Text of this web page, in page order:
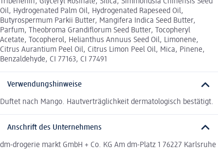
Oil, Hydrogenated Palm Oil, Hydrogenated Rapeseed Oil,
Butyrospermum Parkii Butter, Mangifera Indica Seed Butter,
Parfum, Theobroma Grandiflorum Seed Butter, Tocopheryl
Acetate, Tocopherol, Helianthus Annuus Seed Oil, Limonene,
Citrus Aurantium Peel Oil, Citrus Limon Peel Oil, Mica, Pinene,
Benzaldehyde, CI 77163, CI 77491
Verwendungshinweise
Duftet nach Mango. Hautverträglichkeit dermatologisch bestätigt.
Anschrift des Unternehmens
dm-drogerie markt GmbH + Co. KG Am dm-Platz 1 76227 Karlsruhe